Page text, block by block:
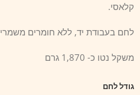
קלאסי.
לחם בעבודת יד, ללא חומרים
משקל נטו כ- 1,870 גרם
גודל לחם